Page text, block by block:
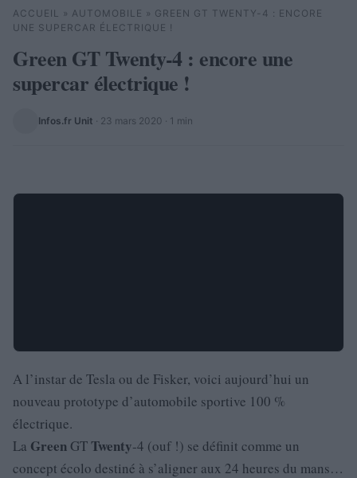
Rechercher ⌕
ACCUEIL » AUTOMOBILE » GREEN GT TWENTY-4 : ENCORE
UNE SUPERCAR ÉLECTRIQUE !
Green GT Twenty-4 : encore une
supercar électrique !
Infos.fr Unit · 23 mars 2020 · 1 min
A l’instar de Tesla ou de Fisker, voici aujourd’hui un
nouveau prototype d’automobile sportive 100 %
électrique.
La Green GTTwenty-4 (ouf !) se définit comme un
concept écolo destiné à s’aligner aux 24 heures du mans…